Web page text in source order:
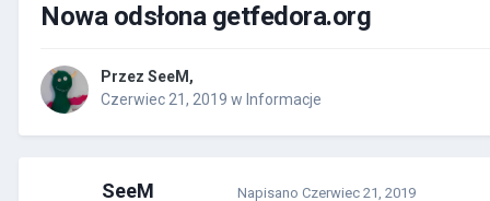
Nowa odsłona getfedora.org
Przez SeeM ,
Czerwiec 21, 2019 w Informacje
SeeM Napisano Czerwiec 21, 2019